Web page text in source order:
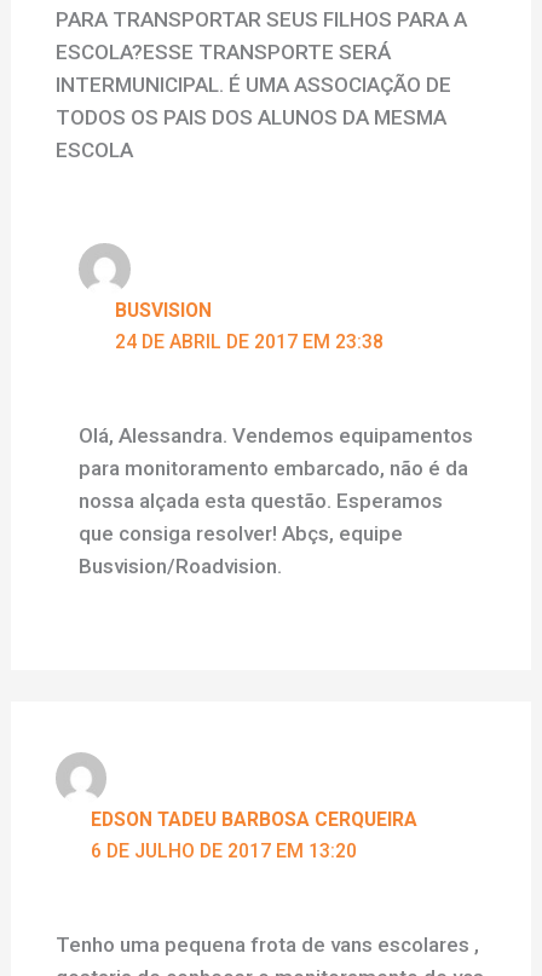
PARA TRANSPORTAR SEUS FILHOS PARA A
ESCOLA?ESSE TRANSPORTE SERÁ
INTERMUNICIPAL. É UMA ASSOCIAÇÃO DE
TODOS OS PAIS DOS ALUNOS DA MESMA
ESCOLA
BUSVISION
24 DE ABRIL DE 2017 EM 23:38
Olá, Alessandra. Vendemos equipamentos
para monitoramento embarcado, não é da
nossa alçada esta questão. Esperamos
que consiga resolver! Abçs, equipe
Busvision/Roadvision.
EDSON TADEU BARBOSA CERQUEIRA
6 DE JULHO DE 2017 EM 13:20
Tenho uma pequena frota de vans escolares ,